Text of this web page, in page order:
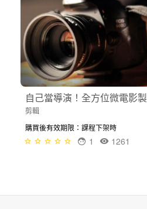
自己當導演！全方位微電影製
剪輯
購買後有效期限：課程下架時
1261
1